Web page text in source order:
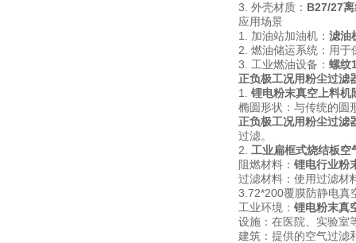
3. 外壳材质： B27/27
应用场景
1. 加油站加油机： 滤油
2. 燃油储运系统：用
3. 工业燃油设备： 螺纹
正负极工况用粉尘过滤
1. 锂电粉末真空上料机
椭圆形状：与传统的圆
正负极工况用粉尘过滤
过滤。
2. 工业扁框式烧结板空
阻燃材料： 锂电行业粉
过滤材料：使用过滤材
3.72*200覆膜防静电真
工业环境： 锂电粉末真
设施：在医院、实验室
建筑：提供的空气过滤